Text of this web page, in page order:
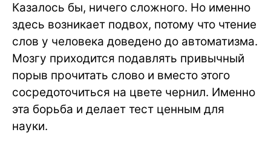
Казалось бы, ничего сложного. Но именно
здесь возникает подвох, потому что чтение
слов у человека доведено до автоматизма.
Мозгу приходится подавлять привычный
порыв прочитать слово и вместо этого
сосредоточиться на цвете чернил. Именно
эта борьба и делает тест ценным для
науки.